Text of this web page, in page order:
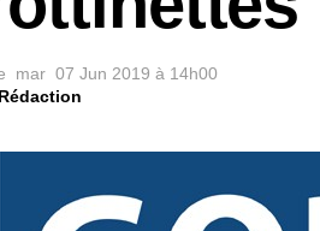
mar 07 Jun 2019 à 14h00